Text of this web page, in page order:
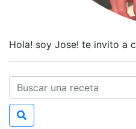
Hola! soy Jose! te invito a